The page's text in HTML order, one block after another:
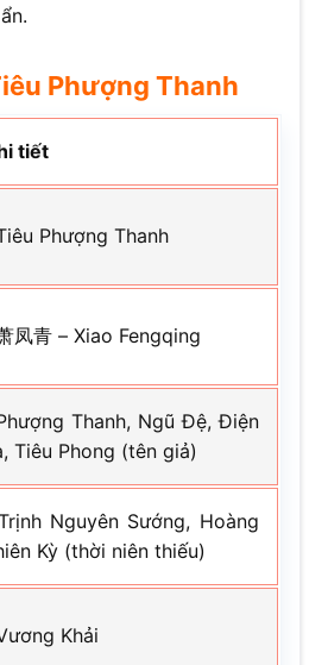
Phượng Thanh
tiết
Phượng Thanh
凤青 – Xiao Fengqing
Thanh, Ngũ Đệ, Điện
Tiêu Phong (tên giả)
Nguyên Sướng, Hoàng
Kỳ (thời niên thiếu)
Khải